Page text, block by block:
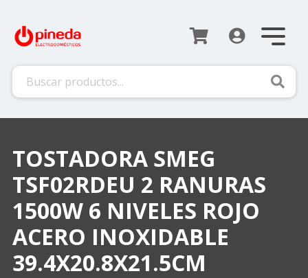
TOSTADORA SMEG
TSF02RDEU 2 RANURAS
1500W 6 NIVELES ROJO
ACERO INOXIDABLE
39.4X20.8X21.5CM